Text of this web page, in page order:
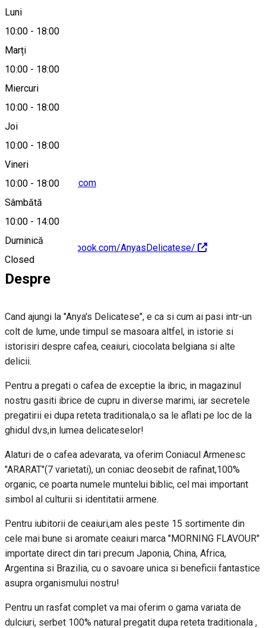
Luni
10:00 - 18:00
Marți
10:00 - 18:00
Miercuri
10:00 - 18:00
Joi
10:00 - 18:00
Vineri
10:00 - 18:00
Sâmbătă
10:00 - 14:00
Duminică
Closed
Craiova, Romania
Hartă
ktminvest@gmail.com
https://www.facebook.com/AnyasDelicatese/
Despre
Cand ajungi la "Anya's Delicatese", e ca si cum ai pasi intr-un
colt de lume, unde timpul se masoara altfel, in istorie si
istorisiri despre cafea, ceaiuri, ciocolata belgiana si alte
delicii.
Pentru a pregati o cafea de exceptie la ibric, in magazinul
nostru gasiti ibrice de cupru in diverse marimi, iar secretele
pregatirii ei dupa reteta traditionala,o sa le aflati pe loc de la
ghidul dvs,in lumea delicateselor!
Alaturi de o cafea adevarata, va oferim Coniacul Armenesc
"ARARAT"(7 varietati), un coniac deosebit de rafinat,100%
organic, ce poarta numele muntelui biblic, cel mai important
simbol al culturii si identitatii armene.
Pentru iubitorii de ceaiuri,am ales peste 15 sortimente din
cele mai bune si aromate ceaiuri marca "MORNING FLAVOUR"
importate direct din tari precum Japonia, China, Africa,
Argentina si Brazilia, cu o savoare unica si beneficii fantastice
asupra organismului nostru!
Pentru un rasfat complet va mai oferim o gama variata de
dulciuri, serbet 100% natural pregatit dupa reteta traditionala ,